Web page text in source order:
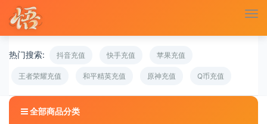
切
热门搜索: 抖音充值 快手充值 苹果充值
王者荣耀充值 和平精英充值 原神充值 Q币充值
全部商品分类